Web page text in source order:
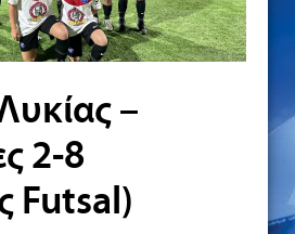
–
2-8
Futsal)